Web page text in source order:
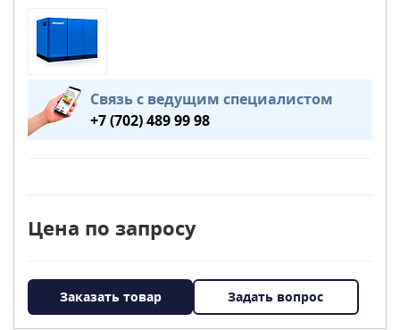
Связь с ведущим специалистом
+7 (702) 489 99 98
Цена по запросу
Заказать товар Задать вопрос